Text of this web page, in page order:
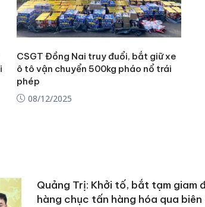
CSGT Đồng Nai truy đuổi, bắt giữ xe
ô tô vận chuyển 500kg pháo nổ trái
phép
08/12/2025
Quảng Trị: Khởi tố, bắt tạm giam
hàng chục tấn hàng hóa qua biên